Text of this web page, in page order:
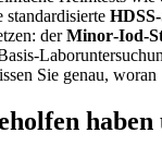
derMinor‑Iod-
Sie​ genau,